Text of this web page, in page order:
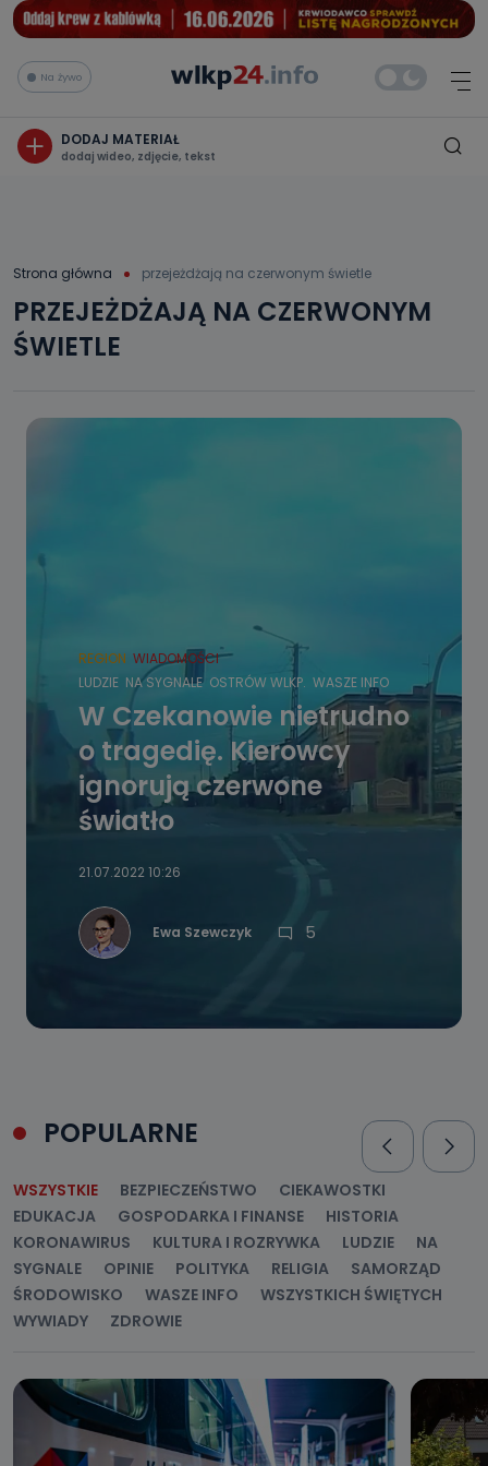
Na żywo
DODAJ MATERIAŁ
dodaj wideo, zdjęcie, tekst
Strona główna przejeżdżają na czerwonym świetle
PRZEJEŻDŻAJĄ NA CZERWONYM
ŚWIETLE
REGION WIADOMOŚCI
LUDZIE NA SYGNALE OSTRÓW WLKP. WASZE INFO
W Czekanowie nietrudno
o tragedię. Kierowcy
ignorują czerwone
światło
21.07.2022 10:26
Ewa Szewczyk 5
POPULARNE
WSZYSTKIE BEZPIECZEŃSTWO
CIEKAWOSTKI
EDUKACJA
GOSPODARKA I FINANSE
HISTORIA
KORONAWIRUS
KULTURA I ROZRYWKA LUDZIE
NA
SYGNALE
OPINIE POLITYKA RELIGIA
SAMORZĄD
ŚRODOWISKO
WASZE INFO
WSZYSTKICH ŚWIĘTYCH
WYWIADY
ZDROWIE